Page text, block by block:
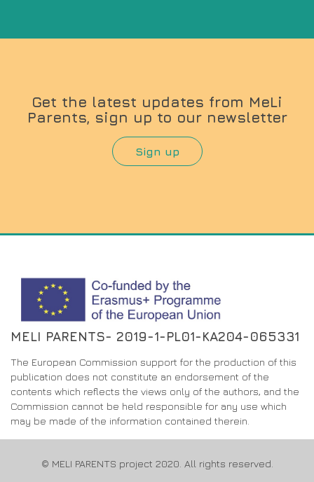
Get the latest updates from MeLi
Parents, sign up to our newsletter
Sign up
MELI PARENTS- 2019-1-PL01-KA204-065331
The European Commission support for the production of this
publication does not constitute an endorsement of the
contents which reflects the views only of the authors, and the
Commission cannot be held responsible for any use which
may be made of the information contained therein.
© MELI PARENTS project 2020. All rights reserved.